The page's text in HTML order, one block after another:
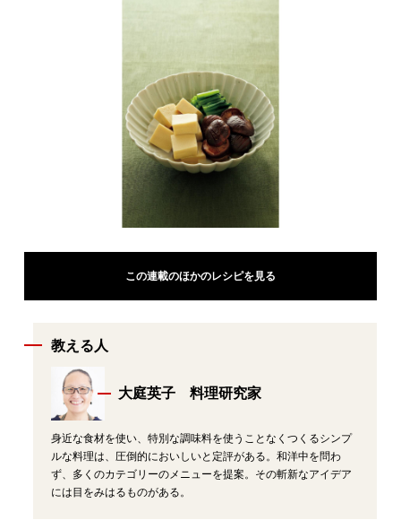
この連載のほかのレシピを見る
教える人
大庭英子 料理研究家
身近な食材を使い、特別な調味料を使うことなくつくるシンプ
ルな料理は、圧倒的においしいと定評がある。和洋中を問わ
ず、多くのカテゴリーのメニューを提案。その斬新なアイデア
には目をみはるものがある。